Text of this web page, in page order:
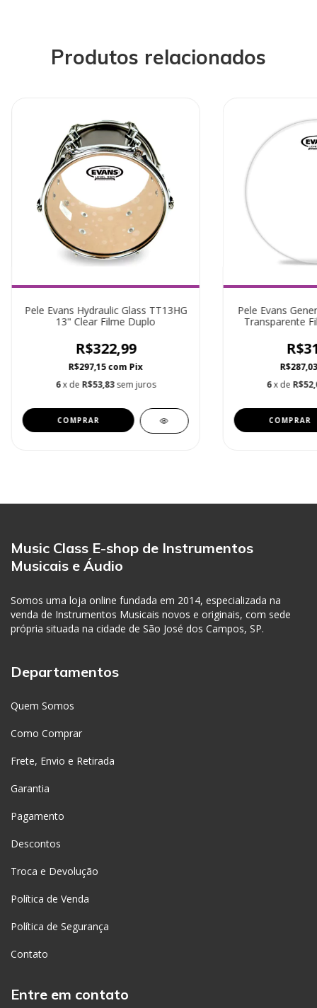
Produtos relacionados
Pele Evans Hydraulic Glass TT13HG
13" Clear Filme Duplo
R$322,99
R$297,15com Pix
6x de R$53,83 sem juros
Pele Evans
Transparente
6x de
Music Class E-shop de Instrumentos
Musicais e Áudio
Somos uma loja online fundada em 2014, especializada na
venda de Instrumentos Musicais novos e originais, com sede
própria situada na cidade de São José dos Campos, SP.
Departamentos
Quem Somos
Como Comprar
Frete, Envio e Retirada
Garantia
Pagamento
Descontos
Troca e Devolução
Política de Venda
Política de Segurança
Contato
Entre em contato